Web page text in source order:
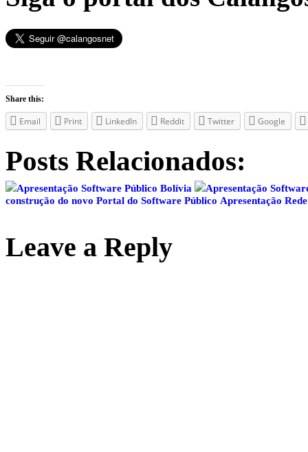
Share this:
Email Print LinkedIn Reddit Twitter Google
Posts Relacionados:
Apresentação Software Público Bolívia
Apresentação
construção do novo Portal do Software Público Apresentação
Leave a Reply